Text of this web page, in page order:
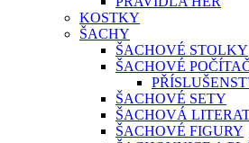
KOSTKY
ŠACHY
ŠACHOVÉ STOLKY
ŠACHOVÉ
ŠACHOVÉ SETY
ŠACHOVÁ
ŠACHOVÉ FIGURY